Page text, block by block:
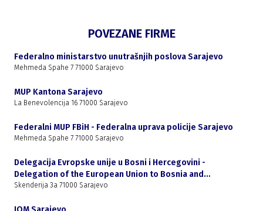
POVEZANE FIRME
Federalno ministarstvo unutrašnjih poslova Sarajevo
Mehmeda Spahe 7 71000 Sarajevo
MUP Kantona Sarajevo
La Benevolencija 16 71000 Sarajevo
Federalni MUP FBiH - Federalna uprava policije Sarajevo
Mehmeda Spahe 7 71000 Sarajevo
Delegacija Evropske unije u Bosni i Hercegovini -
Delegation of the European Union to Bosnia and
Herzegovina
Skenderija 3a 71000 Sarajevo